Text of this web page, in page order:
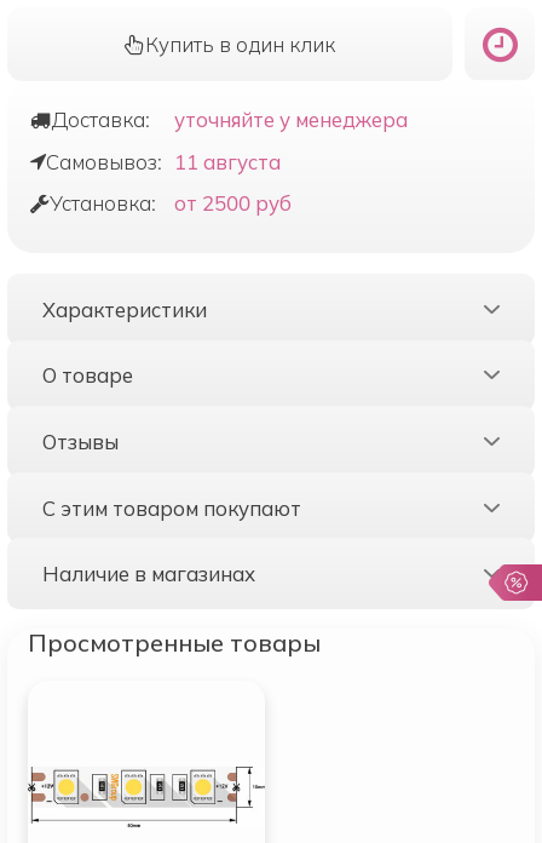
Купить в один клик
Доставка:
уточняйте у менеджера
Самовывоз:
11 августа
Установка:
от 2500 руб
Характеристики
О товаре
Отзывы
С этим товаром покупают
Наличие в магазинах
Просмотренные товары